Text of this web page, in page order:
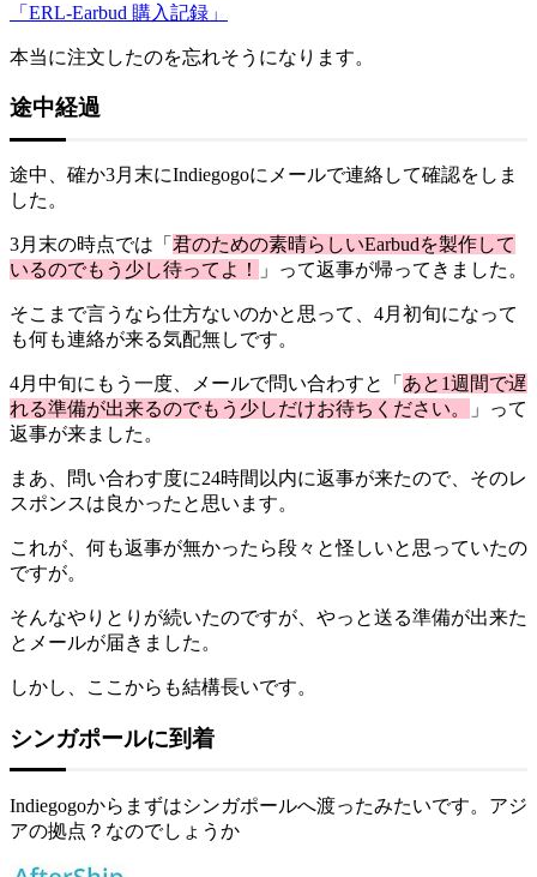
「ERL-Earbud 購入記録」
本当に注文したのを忘れそうになります。
途中経過
途中、確か3月末にIndiegogoにメールで連絡して確認をしま
した。
3月末の時点では「 君のための素晴らしいEarbudを製作して
いるのでもう少し待ってよ！
」って返事が帰ってきました。
そこまで言うなら仕方ないのかと思って、4月初旬になって
も何も連絡が来る気配無しです。
4月中旬にもう一度、メールで問い合わすと「 あと1週間で遅
れる準備が出来るのでもう少しだけお待ちください。
」って
返事が来ました。
まあ、問い合わす度に24時間以内に返事が来たので、そのレ
スポンスは良かったと思います。
これが、何も返事が無かったら段々と怪しいと思っていたの
ですが。
そんなやりとりが続いたのですが、やっと送る準備が出来た
とメールが届きました。
しかし、ここからも結構長いです。
シンガポールに到着
Indiegogoからまずはシンガポールへ渡ったみたいです。アジ
アの拠点？なのでしょうか